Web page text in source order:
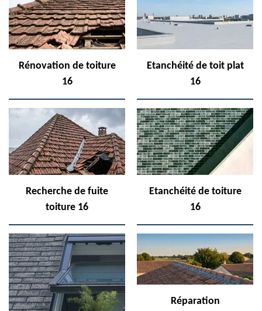
Rénovation de toiture
16
Etanchéité de toit plat
16
Recherche de fuite
toiture 16
Etanchéité de toiture
16
Réparation